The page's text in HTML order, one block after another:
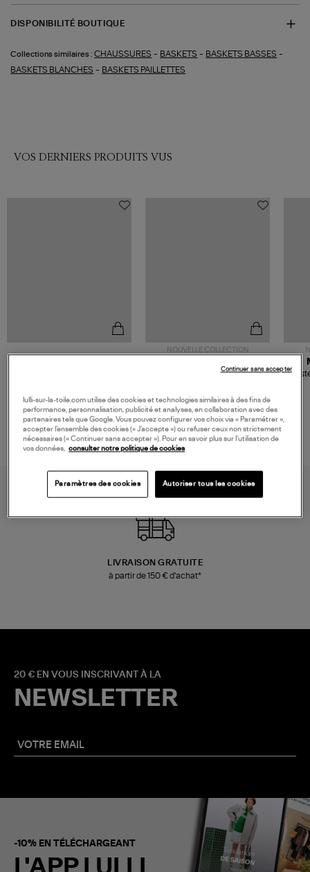
DISPONIBILITÉ BOUTIQUE
Collections similaires : CHAUSSURES - BASKETS - BASKETS BASSES -
BASKETS BLANCHES - BASKETS PAILLETTES
VOS DERNIERS PRODUITS VUS
NOUVELLE COLLECTION
Mocassins Killian Sport
LIVRAISON GRATUITE
à partir de 150 € d'achat*
20 € EN VOUS INSCRIVANT À LA
NEWSLETTER
-10% EN TÉLÉCHARGEANT
lulli-sur-la-toile.com utilise des cookies et technologies similaires à des fins de
performance, personnalisation, publicité et analyses, en collaboration avec des
partenaires tels que Google. Vous pouvez configurer vos choix via « Paramétrer »,
accepter l’ensemble des cookies (« J’accepte ») ou refuser ceux non strictement
nécessaires (« Continuer sans accepter »). Pour en savoir plus sur l’utilisation de
vos données, consulter notre politique de cookies
Paramètres des cookies Autoriser tous les cookies
Continuer sans accepter